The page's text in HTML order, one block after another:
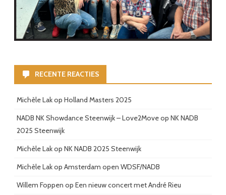
RECENTE REACTIES
Michèle Lakop Holland Masters 2025
NADB NK Showdance Steenwijk – Love2Moveop NK NADB
2025 Steenwijk
Michèle Lakop NK NADB 2025 Steenwijk
Michèle Lakop Amsterdam open WDSF/NADB
Willem Foppen op Een nieuw concert met André Rieu